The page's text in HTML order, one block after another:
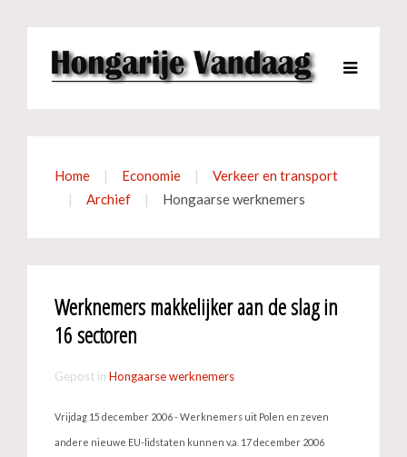
Home Economie
Verkeer en transport
Archief
Hongaarse werknemers
Werknemers makkelijker aan de slag in
16 sectoren
Gepost in Hongaarse werknemers
Vrijdag 15 december 2006 - Werknemers uit Polen en zeven
andere nieuwe EU-lidstaten kunnen v.a. 17 december 2006